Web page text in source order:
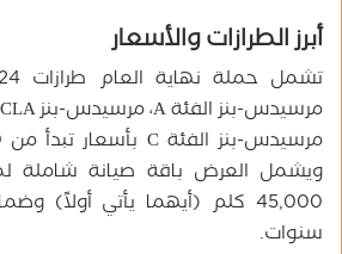
أبرز الطرازات والأسعار
ويشمل العرض باقة صيانة شاملة
45,000 كلم (أيهما يأتي
سنوات.